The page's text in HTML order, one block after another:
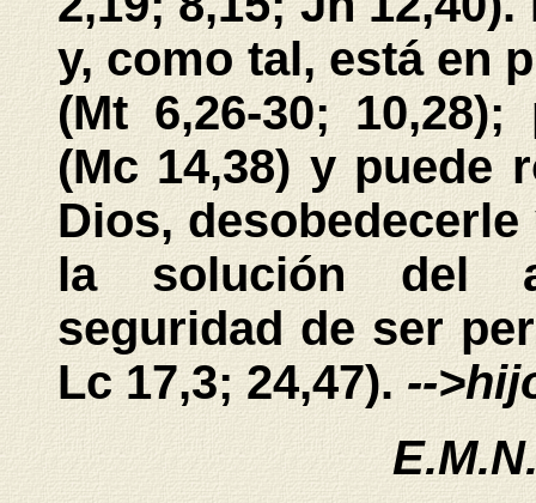
y, como tal, está en
(Mt 6,26-30;
(Mc 14,38) y puede
Dios,
la solución del
seguridad de ser
Lc 17,3; 24,47). --